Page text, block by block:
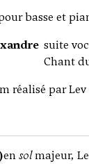
basse et
suite
Chant
réalisé par
ensolmajeur,